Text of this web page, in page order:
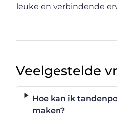
leuke en verbindende
Veelgestelde
Hoe kan ik
maken?